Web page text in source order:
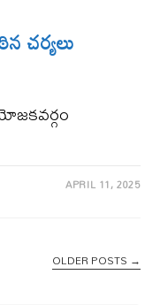
చర్యలు
APRIL 11, 2025
OLDER POSTS →